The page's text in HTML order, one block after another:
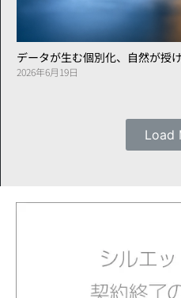
データが生む個別化、自然が授
2026年6月19日
Load